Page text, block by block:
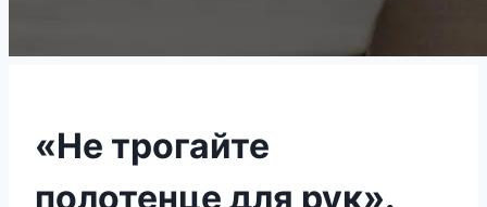
«Не трогайте
полотенце для рук».